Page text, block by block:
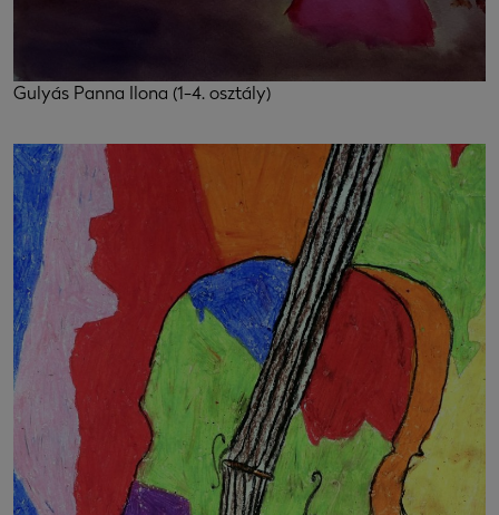
Gulyás Panna Ilona (1-4. osztály)